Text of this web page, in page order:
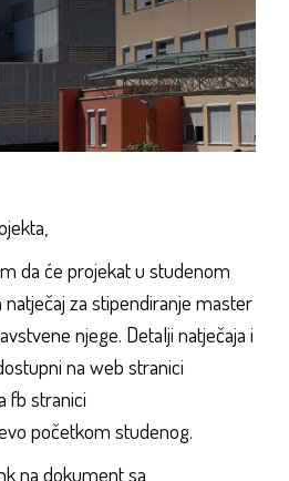
da će projekat u studenom
natječaj za stipendiranje master
njege. Detalji natječaja i
na web stranici
fb stranici
početkom studenog.
na dokument sa